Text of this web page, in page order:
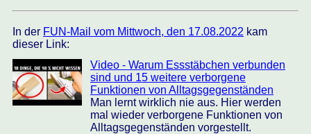
In der FUN-Mail vom Mittwoch, den 17.08.2022 kam
dieser Link:
Video - Warum Essstäbchen verbunden
sind und 15 weitere verborgene
Funktionen von Alltagsgegenständen
Man lernt wirklich nie aus. Hier werden
mal wieder verborgene Funktionen von
Alltagsgegenständen vorgestellt.